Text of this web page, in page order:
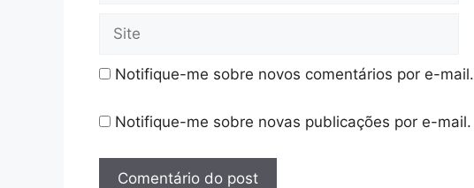
Site
Notifique-me sobre novos comentários por e-mail.
Notifique-me sobre novas publicações por e-mail.